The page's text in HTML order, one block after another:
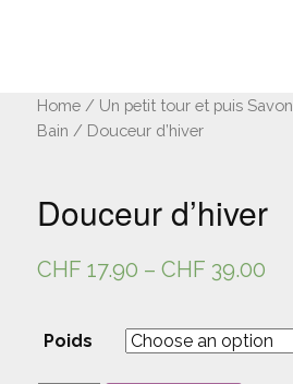
Home / Un petit tour et puis Savon
Bain / Douceur d’hiver
Douceur d’hiver
CHF 17.90 –CHF 39.00
Poids